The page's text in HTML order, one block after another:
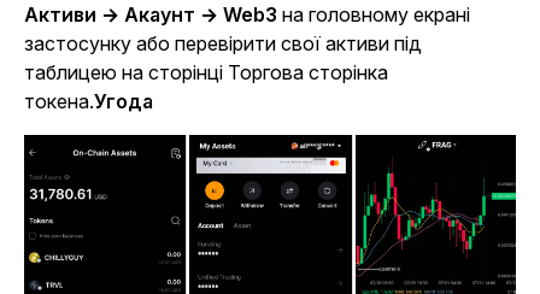
Активи → Акаунт → Web3 на головному екрані
застосунку або перевірити свої активи під
таблицею на сторінці Торгова сторінка
токена.Угода